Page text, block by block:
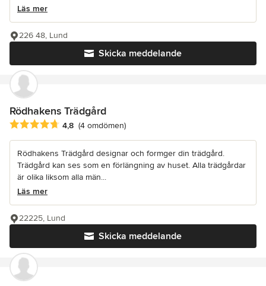
Läs mer
Skicka meddelande
226 48, Lund
Rödhakens Trädgård
Genomsnittligt omdöme: 4.8 av 5 stjärnor
4,8 (4 omdömen)
Rödhakens Trädgård designar och formger din trädgård.
Trädgård kan ses som en förlängning av huset. Alla trädgårdar
är olika liksom alla män...
Läs mer
Skicka meddelande
22225, Lund